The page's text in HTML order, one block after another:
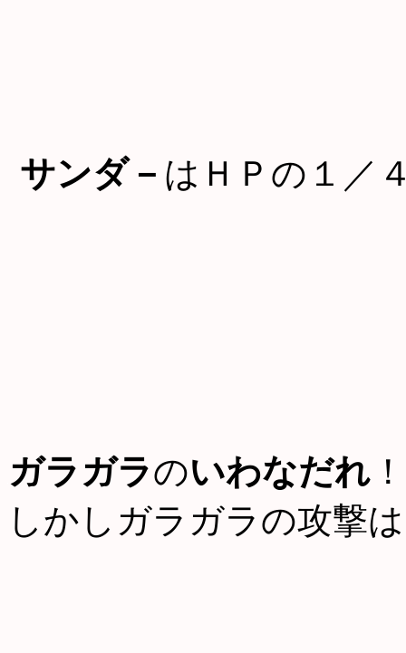
サンダ－ はＨＰの１／
ガラガラのいわなだれ ！
しかしガラガラの攻撃